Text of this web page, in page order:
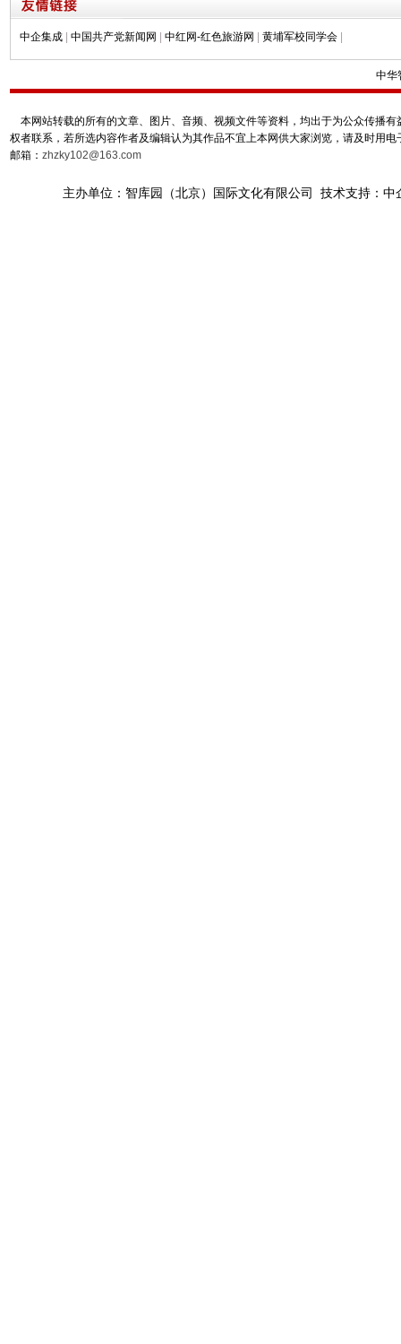
中企集成 | 中国共产党新闻网 | 中红网-红色旅游网 | 黄埔军校同学会 |
中华
本网站转载的所有的文章、图片、音频、视频文件等资料，均出于为公众传播
权者联系，若所选内容作者及编辑认为其作品不宜上本网供大家浏览，请及时用
邮箱： zhzky102@163.com
主办单位：智库园（北京）国际文化有限公司 技术支持：